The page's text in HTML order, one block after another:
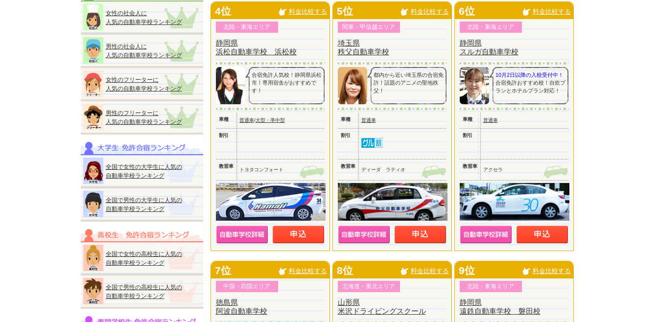
女性の社会人に
人気の自動車学校ランキング
男性の社会人に
人気の自動車学校ランキング
女性のフリーターに
人気の自動車学校ランキング
男性のフリーターに
人気の自動車学校ランキング
全国で女性の大学生に人気の
自動車学校ランキング
全国で男性の大学生に人気の
自動車学校ランキング
全国で女性の高校生に人気の
自動車学校ランキング
全国で男性の高校生に人気の
自動車学校ランキング
4位 料金比較する
北陸・東海エリア
静岡県
浜松自動車学校 浜松校
合宿免許人気校！静岡県浜松
市！専用宿舎がおすすめで
す！
車種 普通車/大型・準中型
割引
教習車
トヨタコンフォート
5位 料金比較する
関東・甲信越エリア
埼玉県
秩父自動車学校
都内から近い埼玉県の合宿免
許！話題のアニメの聖地秩
父！
車種 普通車
割引
教習車
ディーダ ラティオ
6位 料金比較する
北陸・東海エリア
静岡県
スルガ自動車学校
10月2日以降の入校受付中！
合宿免許おすすめ校！自炊プ
ランとホテルプラン対応！
車種 普通車
割引
教習車
アクセラ
7位 料金比較する
中国・四国エリア
徳島県
阿波自動車学校
8位 料金比較する
北海道・東北エリア
山形県
米沢ドライビングスクール
9位 料金比較する
北陸・東海エリア
静岡県
遠鉄自動車学校 磐田校